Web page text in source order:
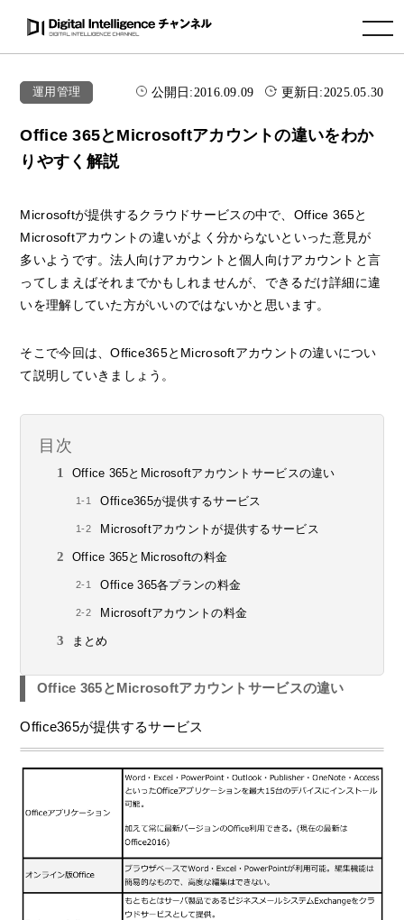
toggle navigation
運用管理 公開日:2016.09.09 更新日:2025.05.30
Office 365とMicrosoftアカウントの違いをわか
りやすく解説
Microsoftが提供するクラウドサービスの中で、Office 365と
Microsoftアカウントの違いがよく分からないといった意見が
多いようです。法人向けアカウントと個人向けアカウントと言
ってしまえばそれまでかもしれませんが、できるだけ詳細に違
いを理解していた方がいいのではないかと思います。
そこで今回は、Office365とMicrosoftアカウントの違いについ
て説明していきましょう。
目次
Office 365とMicrosoftアカウントサービスの違い
Office365が提供するサービス
Microsoftアカウントが提供するサービス
Office 365とMicrosoftの料金
Office 365各プランの料金
Microsoftアカウントの料金
まとめ
Office 365とMicrosoftアカウントサービスの違い
Office365が提供するサービス